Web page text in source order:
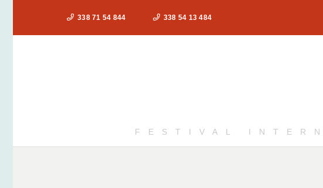
338 71 54 844 338 54 13 484
FESTIVAL